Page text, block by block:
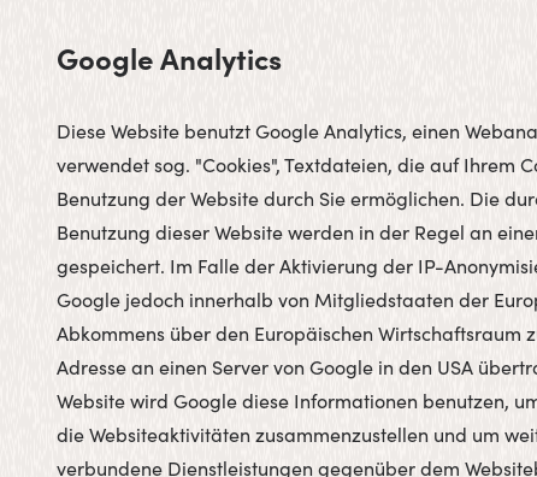
Google Analytics
Diese Website benutzt Google Analytics, einen
verwendet sog. "Cookies", Textdateien, die auf Ihrem
Benutzung der Website durch Sie ermöglichen. Die
Benutzung dieser Website werden in der Regel an
gespeichert. Im Falle der Aktivierung der IP-
Google jedoch innerhalb von Mitgliedstaaten der
Abkommens über den Europäischen
Adresse an einen Server von Google in den USA
Website wird Google diese Informationen benutzen,
die Websiteaktivitäten zusammenzustellen und um
verbundene Dienstleistungen gegenüber dem